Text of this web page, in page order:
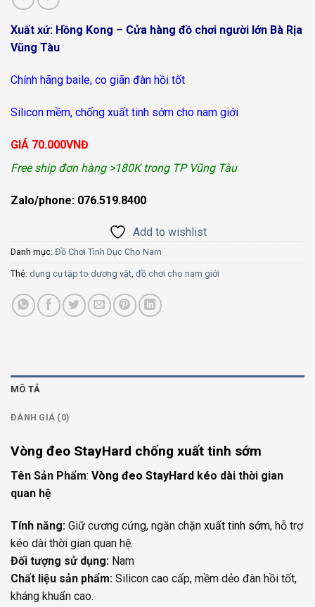
Xuất xứ: Hồng Kong – Cửa hàng đồ chơi người lớn Bà Rịa
Vũng Tàu
Chính hãng baile, co giãn đàn hồi tốt
Silicon mềm, chống xuất tinh sớm cho nam giới
GIÁ 70.000VNĐ
Free ship đơn hàng >180K trong TP Vũng Tàu
Zalo/phone: 076.519.8400
Add to wishlist
Danh mục: Đồ Chơi Tình Dục Cho Nam
Thẻ: dụng cụ tập to dương vật, đồ chơi cho nam giới
MÔ TẢ
ĐÁNH GIÁ (0)
Vòng đeo StayHard chống xuất tinh sớm
Tên Sản Phẩm: Vòng đeo StayHard kéo dài thời gian
quan hệ
Tính năng: Giữ cương cứng, ngăn chặn xuất tinh sớm, hỗ trợ
kéo dài thời gian quan hệ.
Đối tượng sử dụng: Nam
Chất liệu sản phẩm: Silicon cao cấp, mềm dẻo đàn hồi tốt,
kháng khuẩn cao.